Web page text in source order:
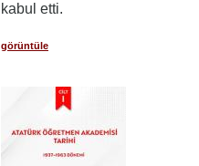
kabul etti.
görüntüle